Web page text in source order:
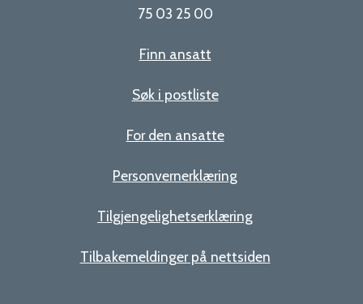
75 03 25 00
Finn ansatt
Søk i postliste
For den ansatte
Personvernerklæring
Tilgjengelighetserklæring
Tilbakemeldinger på nettsiden